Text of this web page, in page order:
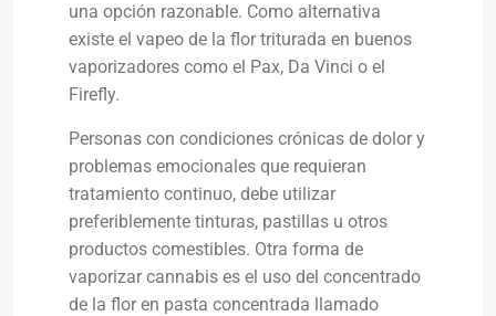
una opción razonable. Como alternativa
existe el vapeo de la flor triturada en buenos
vaporizadores como el Pax, Da Vinci o el
Firefly.
Personas con condiciones crónicas de dolor y
problemas emocionales que requieran
tratamiento continuo, debe utilizar
preferiblemente tinturas, pastillas u otros
productos comestibles. Otra forma de
vaporizar cannabis es el uso del concentrado
de la flor en pasta concentrada llamado